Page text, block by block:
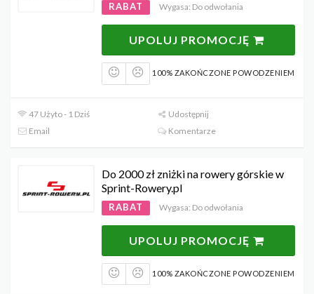
RABAT Wygasa: Do odwołania
UPOLUJ PROMOCJĘ
100% ZAKOŃCZONE POWODZENIEM
47 Użyto - 1 Dziś
Udostępnij
Email
Komentarze
Do 2000 zł zniżki na rowery górskie w
Sprint-Rowery.pl
RABAT Wygasa: Do odwołania
UPOLUJ PROMOCJĘ
100% ZAKOŃCZONE POWODZENIEM